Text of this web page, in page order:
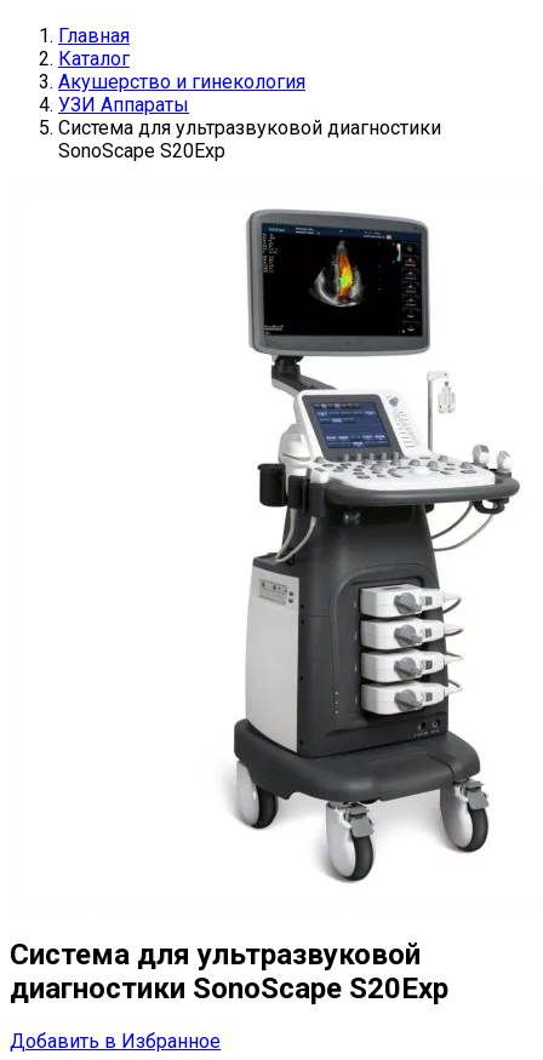
Главная
Каталог
Акушерство и гинекология
УЗИ Аппараты
Система для ультразвуковой диагностики
SonoScape S20Exp
Система для ультразвуковой
диагностики SonoScape S20Exp
Добавить в Избранное